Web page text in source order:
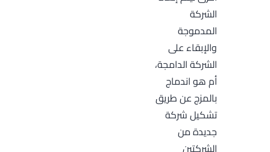
الشركة
المدموجة
والإبقاء على
الشركة الدامجة،
أم هو اندماج
بالمزج عن طريق
تشكيل شركة
جديدة من
الشركتين